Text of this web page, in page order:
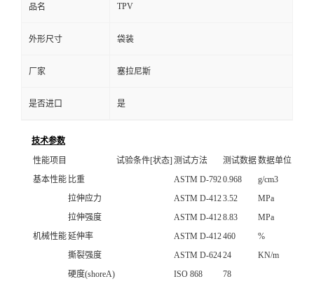
品名 TPV
外形尺寸 袋装
厂家 塞拉尼斯
是否进口 是
技术参数
性能项目
试验条件[状态] 测试方法 测试数据数据单位
基本性能 比重 ASTM D-7920.968 g/cm3
机械性能
拉伸应力 ASTM D-4123.52
MPa
拉伸强度
ASTM D-4128.83
MPa
延伸率
ASTM D-412460
%
撕裂强度
ASTM D-62424
KN/m
硬度(shoreA)
ISO 868 78